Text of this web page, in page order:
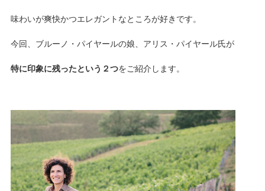
味わいが爽快かつエレガントなところが好きです。
今回、ブルーノ・パイヤールの娘、アリス・パイヤール氏が
特に印象に残ったという２つをご紹介します。